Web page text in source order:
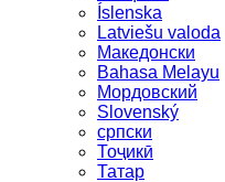
Íslenska
Latviešu valoda
Македонски
Bahasa Melayu
Мордовский
Slovenský
српски
Тоҷикӣ
Татар